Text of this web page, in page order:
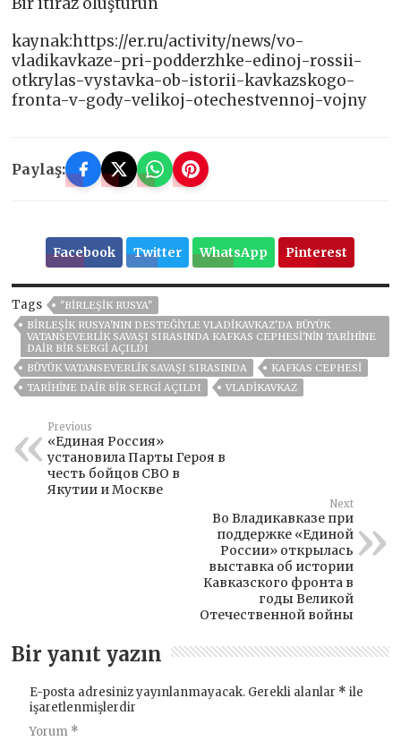
kaynak:https://er.ru/activity/news/vo-
vladikavkaze-pri-podderzhke-edinoj-rossii-
otkrylas-vystavka-ob-istorii-kavkazskogo-
fronta-v-gody-velikoj-otechestvennoj-vojny
Paylaş:
Facebook Twitter WhatsApp Pinterest
Tags
"BIRLEŞIK RUSYA"
BIRLEŞIK RUSYA'NIN DESTEĞIYLE VLADIKAVKAZ'DA BÜYÜK
VATANSEVERLIK SAVAŞI SIRASINDA KAFKAS CEPHESI'NIN TARIHINE
DAIR BIR SERGI AÇILDI
BÜYÜK VATANSEVERLIK SAVAŞI SIRASINDA
KAFKAS CEPHESI
TARIHINE DAIR BIR SERGI AÇILDI
VLADIKAVKAZ
Previous
«Единая Россия»
установила Парты Героя в
честь бойцов СВО в
Якутии и Москве
Next
Во Владикавказе при
поддержке «Единой
России» открылась
выставка об истории
Кавказского фронта в
годы Великой
Отечественной войны
Bir yanıt yazın
E-posta adresiniz yayınlanmayacak. Gerekli alanlar * ile
işaretlenmişlerdir
Yorum *